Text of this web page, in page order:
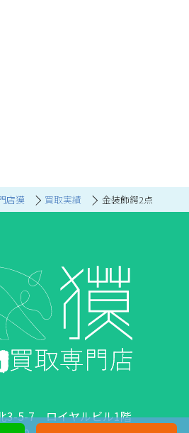
店獏 買取実績 金装飾鍔2点
3-5-7 ロイヤルビル1階